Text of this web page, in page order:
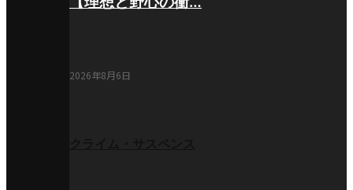
2026年8月6日